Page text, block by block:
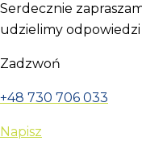
Serdecznie
udzielimy
Zadzwoń
+48 730 706 033
Napisz